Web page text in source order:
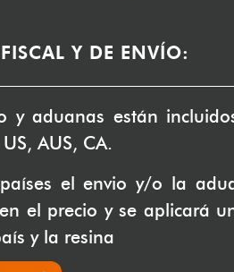
Y DE ENVÍO:
y aduanas están
AUS, CA.
el envio y/o la
el precio y se aplicará
y la resina